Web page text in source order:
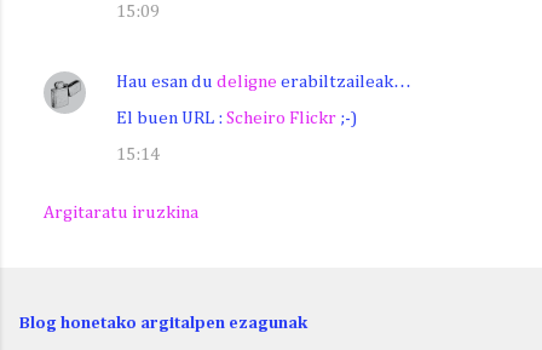
15:09
Hau esan du deligne erabiltzaileak…
El buen URL : Scheiro Flickr ;-)
15:14
Argitaratu iruzkina
Blog honetako argitalpen ezagunak